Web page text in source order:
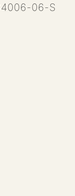
06-S